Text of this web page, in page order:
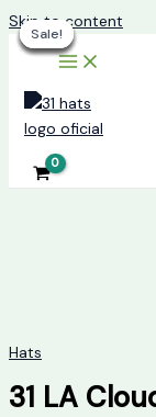
Skip to content
Sale!
Hats
31 LA
Sale!
Sale!
Sale!
Sale!
Sale!
Sale!